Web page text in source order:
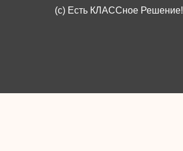
(c) Есть КЛАССное Решение!